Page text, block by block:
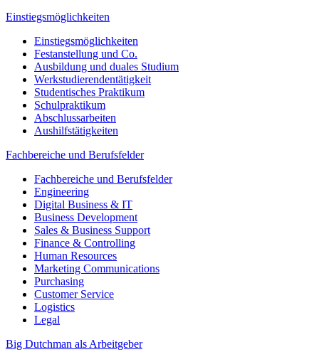
Einstiegsmöglichkeiten
Einstiegsmöglichkeiten
Festanstellung und Co.
Ausbildung und duales Studium
Werkstudierendentätigkeit
Studentisches Praktikum
Schulpraktikum
Abschlussarbeiten
Aushilfstätigkeiten
Fachbereiche und Berufsfelder
Fachbereiche und Berufsfelder
Engineering
Digital Business & IT
Business Development
Sales & Business Support
Finance & Controlling
Human Resources
Marketing Communications
Purchasing
Customer Service
Logistics
Legal
Big Dutchman als Arbeitgeber